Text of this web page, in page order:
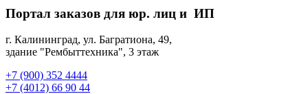
Портал заказов для юр. лиц и ИП
г. Калининград, ул. Багратиона, 49,
здание "Рембыттехника", 3 этаж
+7 (900) 352 4444
+7 (4012) 66 90 44